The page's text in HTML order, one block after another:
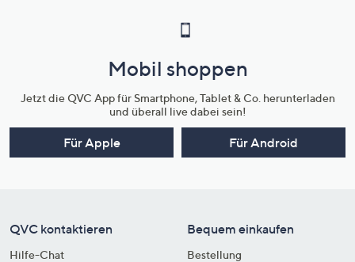
Mobil shoppen
Jetzt die QVC App für Smartphone, Tablet & Co. herunterladen
und überall live dabei sein!
Für Apple Für Android
QVC kontaktieren
Hilfe-Chat
Bequem einkaufen
Bestellung